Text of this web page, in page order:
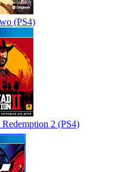
(PS4)
2 (PS4)